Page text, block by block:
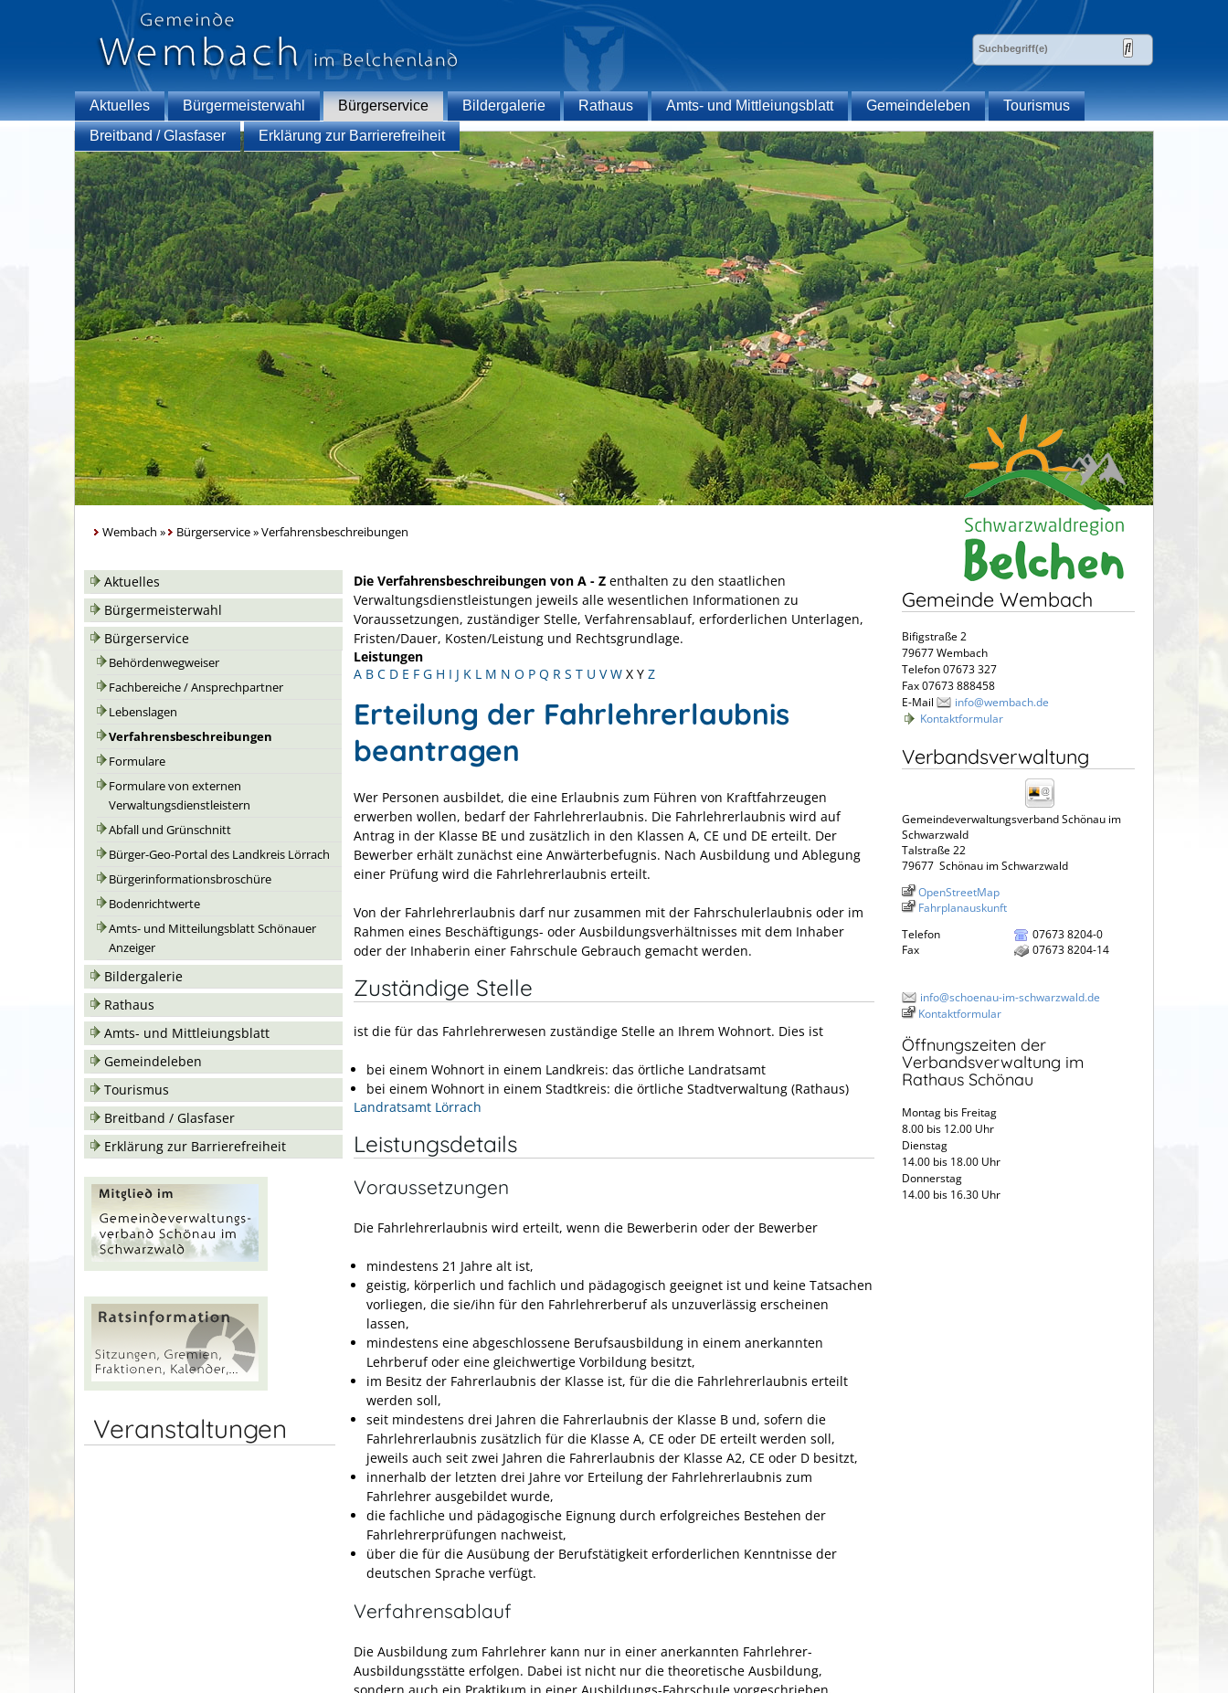
Aktuelles Bürgermeisterwahl Bürgerservice Bildergalerie Rathaus Amts- und Mittleiungsblatt Gemeindeleben
Tourismus
Breitband / Glasfaser
Erklärung zur Barrierefreiheit
Wembach » Bürgerservice»Verfahrensbeschreibungen
Aktuelles
Bürgermeisterwahl
Bürgerservice
Behördenwegweiser
Fachbereiche / Ansprechpartner
Lebenslagen
Verfahrensbeschreibungen
Formulare
Formulare von externen
Verwaltungsdienstleistern
Abfall und Grünschnitt
Bürger-Geo-Portal des Landkreis Lörrach
Bürgerinformationsbroschüre
Bodenrichtwerte
Amts- und Mitteilungsblatt Schönauer
Anzeiger
Bildergalerie
Rathaus
Amts- und Mittleiungsblatt
Gemeindeleben
Tourismus
Breitband / Glasfaser
Erklärung zur Barrierefreiheit
Veranstaltungen
Die Verfahrensbeschreibungen von A - Z enthalten zu den staatlichen
Verwaltungsdienstleistungen jeweils alle wesentlichen Informationen zu
Voraussetzungen, zuständiger Stelle, Verfahrensablauf, erforderlichen Unterlagen,
Fristen/Dauer, Kosten/Leistung und Rechtsgrundlage.
Leistungen
A B C D E F G H I J K L M N O P Q R S T U V W X Y Z
Erteilung der Fahrlehrerlaubnis
beantragen
Wer Personen ausbildet, die eine Erlaubnis zum Führen von Kraftfahrzeugen
erwerben wollen, bedarf der Fahrlehrerlaubnis. Die Fahrlehrerlaubnis wird auf
Antrag in der Klasse BE und zusätzlich in den Klassen A, CE und DE erteilt. Der
Bewerber erhält zunächst eine Anwärterbefugnis. Nach Ausbildung und Ablegung
einer Prüfung wird die Fahrlehrerlaubnis erteilt.
Von der Fahrlehrerlaubnis darf nur zusammen mit der Fahrschulerlaubnis oder im
Rahmen eines Beschäftigungs- oder Ausbildungsverhältnisses mit dem Inhaber
oder der Inhaberin einer Fahrschule Gebrauch gemacht werden.
Zuständige Stelle
ist die für das Fahrlehrerwesen zuständige Stelle an Ihrem Wohnort. Dies ist
bei einem Wohnort in einem Landkreis: das örtliche Landratsamt
bei einem Wohnort in einem Stadtkreis: die örtliche Stadtverwaltung (Rathaus)
Landratsamt Lörrach
Leistungsdetails
Voraussetzungen
Die Fahrlehrerlaubnis wird erteilt, wenn die Bewerberin oder der Bewerber
mindestens 21 Jahre alt ist,
geistig, körperlich und fachlich und pädagogisch geeignet ist und keine Tatsachen
vorliegen, die sie/ihn für den Fahrlehrerberuf als unzuverlässig erscheinen
lassen,
mindestens eine abgeschlossene Berufsausbildung in einem anerkannten
Lehrberuf oder eine gleichwertige Vorbildung besitzt,
im Besitz der Fahrerlaubnis der Klasse ist, für die die Fahrlehrerlaubnis erteilt
werden soll,
seit mindestens drei Jahren die Fahrerlaubnis der Klasse B und, sofern die
Fahrlehrerlaubnis zusätzlich für die Klasse A, CE oder DE erteilt werden soll,
jeweils auch seit zwei Jahren die Fahrerlaubnis der Klasse A2, CE oder D besitzt,
innerhalb der letzten drei Jahre vor Erteilung der Fahrlehrerlaubnis zum
Fahrlehrer ausgebildet wurde,
die fachliche und pädagogische Eignung durch erfolgreiches Bestehen der
Fahrlehrerprüfungen nachweist,
über die für die Ausübung der Berufstätigkeit erforderlichen Kenntnisse der
deutschen Sprache verfügt.
Verfahrensablauf
Die Ausbildung zum Fahrlehrer kann nur in einer anerkannten Fahrlehrer-
Ausbildungsstätte erfolgen. Dabei ist nicht nur die theoretische Ausbildung,
Gemeinde Wembach
Bifigstraße 2
79677 Wembach
Telefon 07673 327
Fax 07673 888458
E-Mail
info@wembach.de
Kontaktformular
Verbandsverwaltung
Gemeindeverwaltungsverband Schönau im
Schwarzwald
Talstraße 22
79677 Schönau im Schwarzwald
OpenStreetMap
Fahrplanauskunft
Telefon
07673 8204-0
Fax
07673 8204-14
info@schoenau-im-schwarzwald.de
Kontaktformular
Öffnungszeiten der
Verbandsverwaltung im
Rathaus Schönau
Montag bis Freitag
8.00 bis 12.00 Uhr
Dienstag
14.00 bis 18.00 Uhr
Donnerstag
14.00 bis 16.30 Uhr